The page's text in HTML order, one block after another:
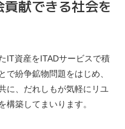
献できる社会を
IT資産をITADサービスで積
紛争鉱物問題をはじめ、
に、だれしもが気軽にリユ
構築してまいります。